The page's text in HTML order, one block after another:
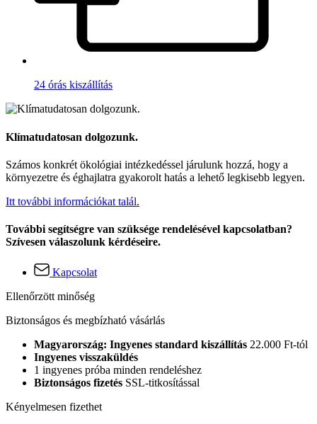
24 órás kiszállítás
Klímatudatosan dolgozunk.
Számos konkrét ökológiai intézkedéssel járulunk hozzá, hogy a
környezetre és éghajlatra gyakorolt hatás a lehető legkisebb legyen.
Itt további információkat talál.
További segítségre van szüksége rendelésével kapcsolatban?
Szívesen válaszolunk kérdéseire.
Kapcsolat
Ellenőrzött minőség
Biztonságos és megbízható vásárlás
Magyarország: Ingyenes standard kiszállítás 22.000 Ft-tól
Ingyenes visszaküldés
1 ingyenes próba minden rendeléshez
Biztonságos fizetés SSL-titkosítással
Kényelmesen fizethet